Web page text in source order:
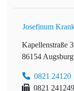
Josefinum
Kapellenstraße
86154 Augsburg
0821 24120
0821